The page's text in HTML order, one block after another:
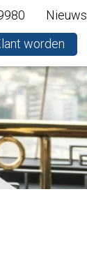
Nieuws
worden